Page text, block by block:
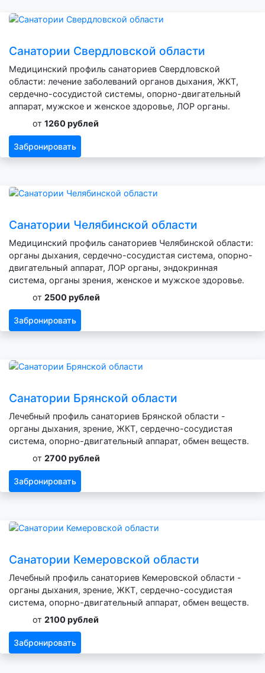
Санатории Свердловской области
Медицинский профиль санаториев Свердловской
области: лечение заболеваний органов дыхания, ЖКТ,
сердечно-сосудистой системы, опорно-двигательный
аппарат, мужское и женское здоровье, ЛОР органы.
от 1260 рублей
Забронировать
Санатории Челябинской области
Медицинский профиль санаториев Челябинской области:
органы дыхания, сердечно-сосудистая система, опорно-
двигательный аппарат, ЛОР органы, эндокринная
система, органы зрения, женское и мужское здоровье.
от 2500 рублей
Забронировать
Санатории Брянской области
Лечебный профиль санаториев Брянской области -
органы дыхания, зрение, ЖКТ, сердечно-сосудистая
система, опорно-двигательный аппарат, обмен веществ.
от 2700 рублей
Забронировать
Санатории Кемеровской области
Лечебный профиль санаториев Кемеровской области -
органы дыхания, зрение, ЖКТ, сердечно-сосудистая
система, опорно-двигательный аппарат, обмен веществ.
от 2100 рублей
Забронировать